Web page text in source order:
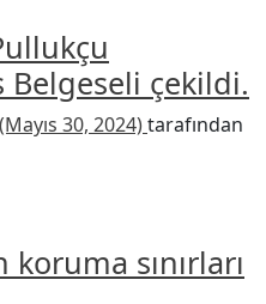
Belgeseli çekildi.
(Mayıs 30, 2024)tarafından
koruma sınırları